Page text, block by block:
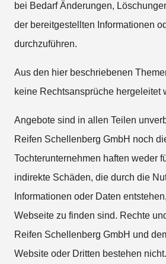
bei Bedarf Änderungen,
der bereitgestellten Informationen
durchzuführen.
Aus den hier beschriebenen
keine Rechtsansprüche hergeleitet
Angebote sind in allen Teilen
Reifen Schellenberg GmbH noch
Tochterunternehmen haften weder
indirekte Schäden, die durch die
Informationen oder Daten
Webseite zu finden sind. Rechte
Reifen Schellenberg GmbH und
Website oder Dritten bestehen nicht.